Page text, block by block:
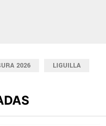
2026 LIGUILLA